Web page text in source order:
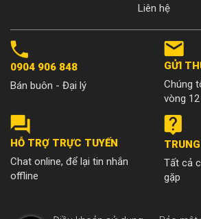
Liên hệ
0904 906 848
Bán buôn - Đại lý
GỬI
Chúng
vòng
HỖ TRỢ TRỰC TUYẾN
Chat online, để lại tin nhắn
offline
Tất cả
gặp